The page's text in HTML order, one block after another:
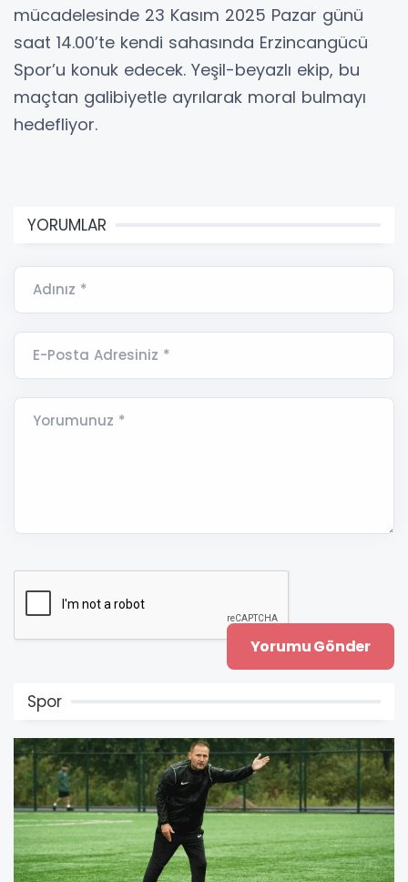
mücadelesinde 23 Kasım 2025 Pazar günü
saat 14.00’te kendi sahasında Erzincangücü
Spor’u konuk edecek. Yeşil-beyazlı ekip, bu
maçtan galibiyetle ayrılarak moral bulmayı
hedefliyor.
YORUMLAR
Adınız *
E-Posta Adresiniz *
Yorumunuz *
Spor